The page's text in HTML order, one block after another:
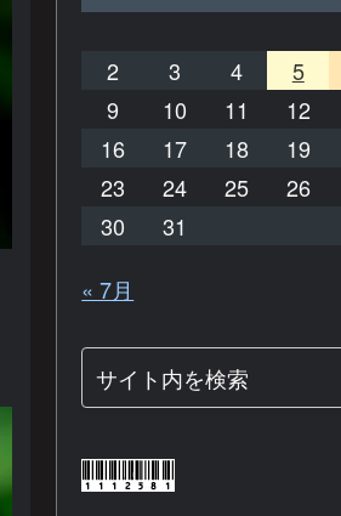
2
3 4 5
9
10 11 12
16
17 18 19
23
24 25 26
30
31
« 7月